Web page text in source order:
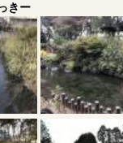
きー